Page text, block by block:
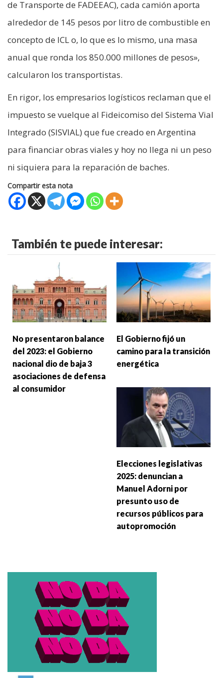
de Transporte de FADEEAC), cada camión aporta
alrededor de 145 pesos por litro de combustible en
concepto de ICL o, lo que es lo mismo, una masa
anual que ronda los 850.000 millones de pesos»,
calcularon los transportistas.
En rigor, los empresarios logísticos reclaman que el
impuesto se vuelque al Fideicomiso del Sistema Vial
Integrado (SISVIAL) que fue creado en Argentina
para financiar obras viales y hoy no llega ni un peso
ni siquiera para la reparación de baches.
Compartir esta nota
También te puede interesar:
No presentaron balance
del 2023: el Gobierno
nacional dio de baja 3
asociaciones de defensa
al consumidor
El Gobierno fijó un
camino para la transición
energética
Elecciones legislativas
2025: denuncian a
Manuel Adorni por
presunto uso de
recursos públicos para
autopromoción